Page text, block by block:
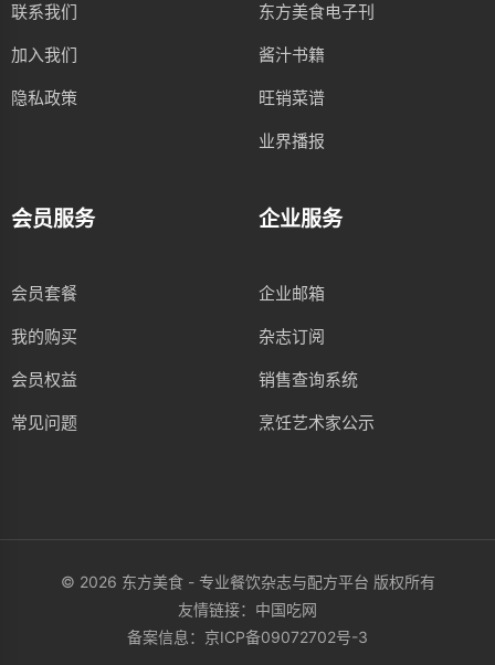
联系我们
加入我们
隐私政策
东方美食电子刊
酱汁书籍
旺销菜谱
业界播报
会员服务
会员套餐
我的购买
会员权益
常见问题
企业服务
企业邮箱
杂志订阅
销售查询系统
烹饪艺术家公示
© 2026 东方美食 - 专业餐饮杂志与配方平台 版权所有
友情链接： 中国吃网
备案信息： 京ICP备09072702号-3